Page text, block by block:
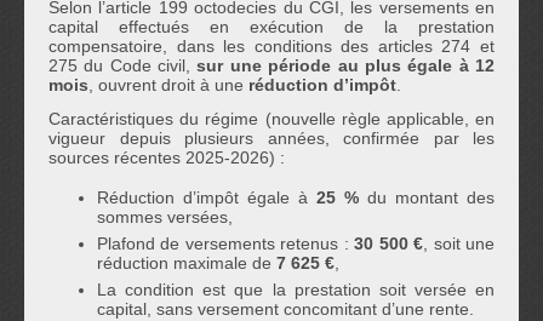
Selon l’article 199 octodecies du CGI, les versements en
capital effectués en exécution de la prestation
compensatoire, dans les conditions des articles 274 et
275 du Code civil,sur une période au plus égale à 12
mois, ouvrent droit à une réduction d’impôt.
Caractéristiques du régime (nouvelle règle applicable, en
vigueur depuis plusieurs années, confirmée par les
sources récentes 2025-2026) :
Réduction d’impôt égale à 25 % du montant des
sommes versées,
Plafond de versements retenus :30 500 €, soit une
réduction maximale de 7 625 €,
La condition est que la prestation soit versée en
capital, sans versement concomitant d’une rente.